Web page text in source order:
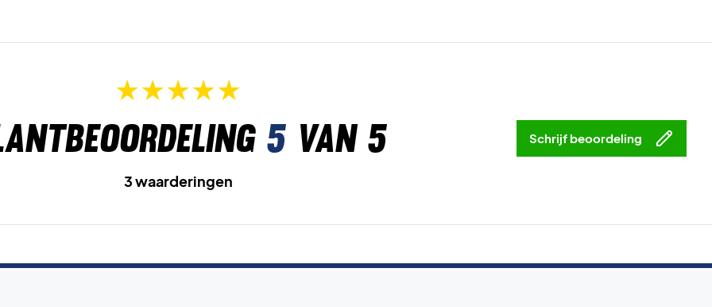
5van 5 Schrijf beoordeling
3 waarderingen